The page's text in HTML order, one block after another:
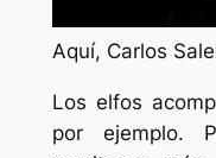
Aquí, Carlos
Los elfos
por ejemplo.